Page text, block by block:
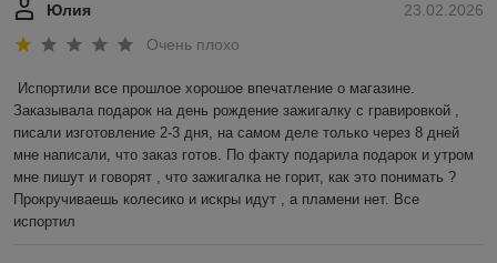
23.02.2026
Юлия
Очень плохо
Испортили все прошлое хорошое впечатление о магазине.
Заказывала подарок на день рождение зажигалку с гравировкой ,
писали изготовление 2-3 дня, на самом деле только через 8 дней
мне написали, что заказ готов. По факту подарила подарок и утром
мне пишут и говорят , что зажигалка не горит, как это понимать ?
Прокручиваешь колесико и искры идут , а пламени нет. Все
испортил